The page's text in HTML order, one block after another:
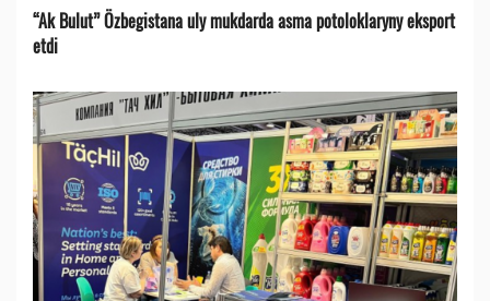
“Ak Bulut” Özbegistana uly mukdarda asma potoloklaryny eksport
etdi